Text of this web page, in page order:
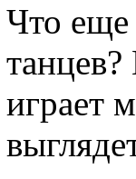
Что еще
играет